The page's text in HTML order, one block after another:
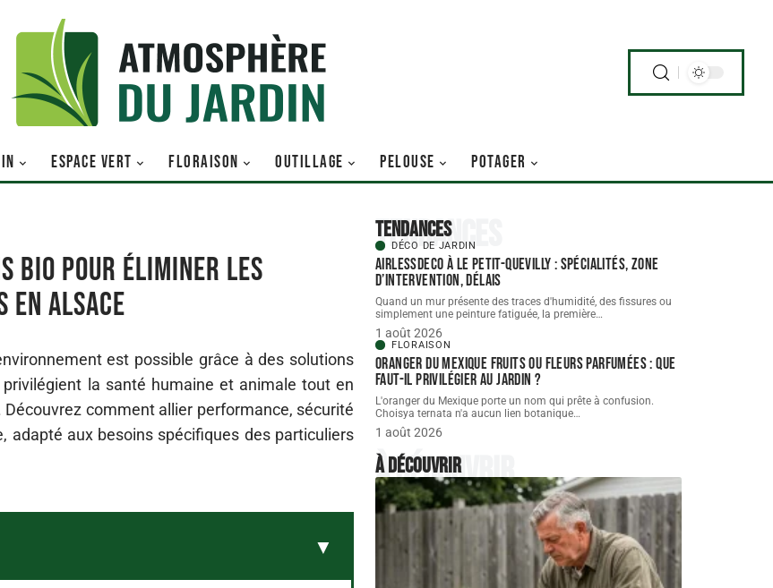
ESPACE VERT FLORAISON OUTILLAGE PELOUSE POTAGER
bio pour éliminer les
en alsace
est possible grâce à des solutions
la santé humaine et animale tout en
comment allier performance, sécurité
adapté aux besoins spécifiques des particuliers
Tendances
Tendances
DÉCO DE JARDIN
AIRLESSDECO à Le Petit-Quevilly : spécialités, zone
d’intervention, délais
Quand un mur présente des traces d'humidité, des fissures ou
simplement une peinture fatiguée, la première…
1 août 2026
FLORAISON
Oranger du Mexique fruits ou fleurs parfumées : que
faut-il privilégier au jardin ?
L'oranger du Mexique porte un nom qui prête à confusion.
Choisya ternata n'a aucun lien botanique…
1 août 2026
À découvrir
À découvrir